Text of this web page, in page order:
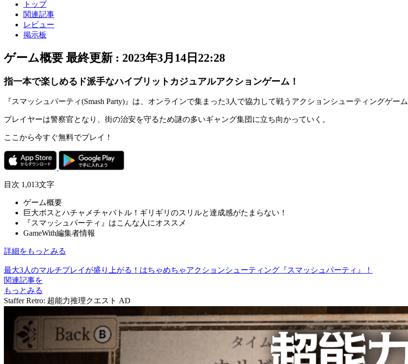
トップ
関連記事
レビュー
掲示板
ゲーム概要 最終更新 : 2023年3月14日22:28
指一本で楽しめるド派手なハイブリットカジュアルアクションゲーム！
『スマッシュパーティ(Smash Party)』は、オンラインで集まった3人で協力して戦う アクションシューティングゲーム
プレイヤーは警察官となり、街の治安を守るため謎の多いギャング集団 に立ち向かっていく。
ここから今すぐ無料でプレイ！
目次 1,013文字
ゲーム概要
巨大ボスとハチャメチャバトル！ギリギリのスリルと達成感がたまらない！
『スマッシュパーティ』はこんな人にオススメ
GameWith編集者情報
詳細をもっとみる
最大3人のマルチプレイが盛り上がる！はちゃめちゃアクションシューティング『スマッシュパーティ』！
関連記事を
もっとみる
Staffer Retro: 超能力推理クエスト AD